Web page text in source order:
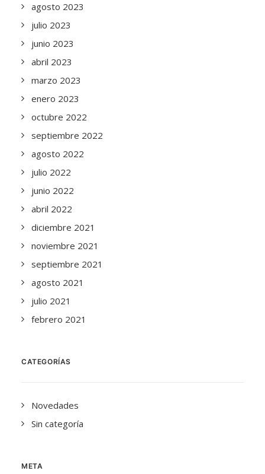
agosto 2023
julio 2023
junio 2023
abril 2023
marzo 2023
enero 2023
octubre 2022
septiembre 2022
agosto 2022
julio 2022
junio 2022
abril 2022
diciembre 2021
noviembre 2021
septiembre 2021
agosto 2021
julio 2021
febrero 2021
CATEGORÍAS
Novedades
Sin categoría
META